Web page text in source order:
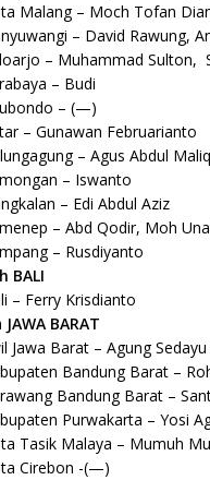
Malang – Moch Tofan
– David Rawung,
– Muhammad Sulton,
– Budi
– (—)
– Gunawan Februarianto
– Agus Abdul
– Iswanto
– Edi Abdul Aziz
– Abd Qodir, Moh
– Rusdiyanto
BALI
– Ferry Krisdianto
JAWA BARAT
Jawa Barat – Agung Sedayu
Bandung Barat –
Bandung Barat –
Purwakarta – Yosi
Tasik Malaya – Mumuh
Cirebon -(—)